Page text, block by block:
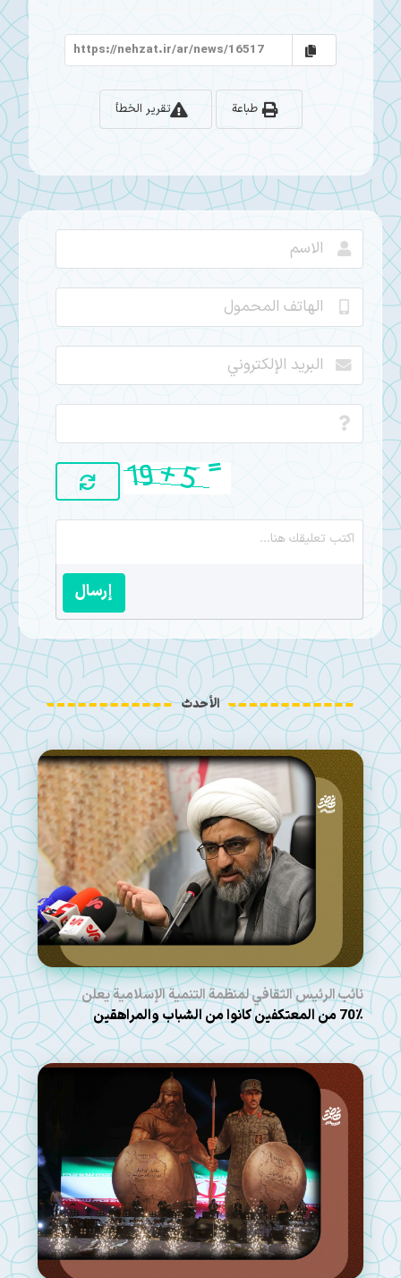
تقرير الخطأ طباعة
إرسال
الأحدث
نائب الرئيس الثقافي لمنظمة التنمية الإسلامية يعلن
70٪ من المعتكفين كانوا من الشباب والمراهقين